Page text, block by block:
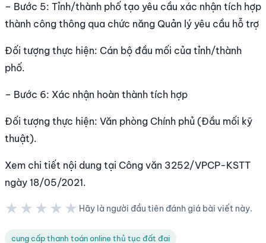
– Bước 5: Tỉnh/thành phố tạo yêu cầu xác nhận tích hợp
thành công thông qua chức năng Quản lý yêu cầu hỗ trợ
Đối tượng thực hiện: Cán bộ đầu mối của tỉnh/thành
phố.
– Bước 6: Xác nhận hoàn thành tích hợp
Đối tượng thực hiện: Văn phòng Chính phủ (Đầu mối kỹ
thuật).
Xem chi tiết nội dung tại Công văn 3252/VPCP-KSTT
ngày 18/05/2021.
★★★★★ Hãy là người đầu tiên đánh giá bài viết này.
cung cấp thanh toán online thủ tục đất đai